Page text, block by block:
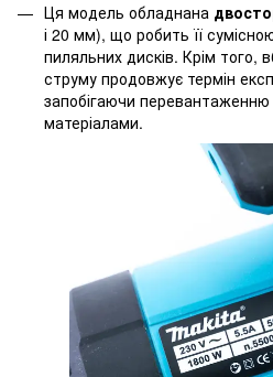
Ця модель обладнана
і 20 мм), що робить її
пиляльних дисків. Крім того,
струму продовжує термін
запобігаючи
матеріалами.